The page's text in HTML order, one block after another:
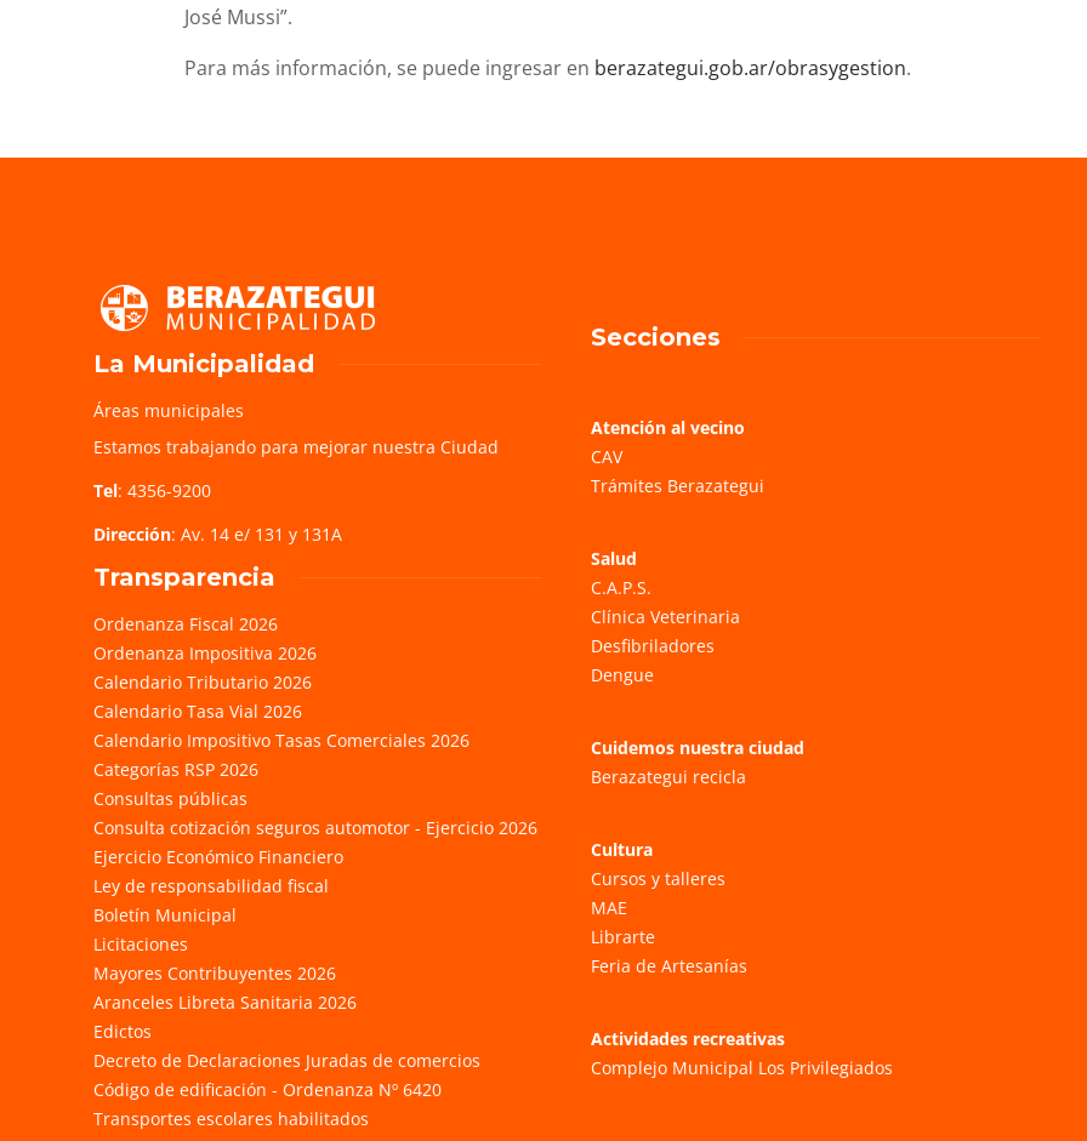
José Mussi”.
Para más información, se puede ingresar en berazategui.gob.ar/obrasygestion.
La Municipalidad
Áreas municipales
Estamos trabajando para mejorar nuestra Ciudad
Tel: 4356-9200
Dirección: Av. 14 e/ 131 y 131A
Transparencia
Ordenanza Fiscal 2026
Ordenanza Impositiva 2026
Calendario Tributario 2026
Calendario Tasa Vial 2026
Calendario Impositivo Tasas Comerciales 2026
Categorías RSP 2026
Consultas públicas
Consulta cotización seguros automotor - Ejercicio 2026
Ejercicio Económico Financiero
Ley de responsabilidad fiscal
Boletín Municipal
Licitaciones
Mayores Contribuyentes 2026
Aranceles Libreta Sanitaria 2026
Edictos
Decreto de Declaraciones Juradas de comercios
Código de edificación - Ordenanza Nº 6420
Transportes escolares habilitados
Secciones
Atención al vecino
CAV
Trámites Berazategui
Salud
C.A.P.S.
Clínica Veterinaria
Desfibriladores
Dengue
Cuidemos nuestra ciudad
Berazategui recicla
Cultura
Cursos y talleres
MAE
Librarte
Feria de Artesanías
Actividades recreativas
Complejo Municipal Los Privilegiados